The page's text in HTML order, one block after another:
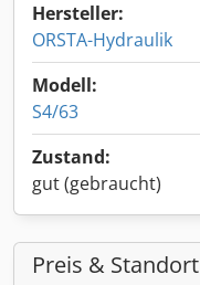
Hersteller:
ORSTA-Hydraulik
Modell:
S4/63
Zustand:
gut (gebraucht)
Preis & Standort